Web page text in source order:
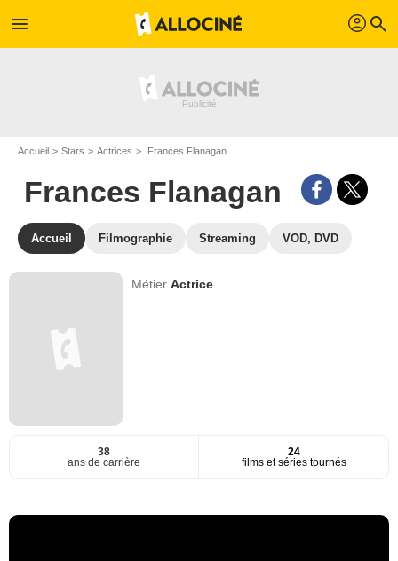
menu profil search
Accueil Stars Actrices Frances Flanagan
Frances Flanagan
Accueil Filmographie Streaming VOD, DVD
MétierActrice
38
ans de carrière
24
films et séries tournés